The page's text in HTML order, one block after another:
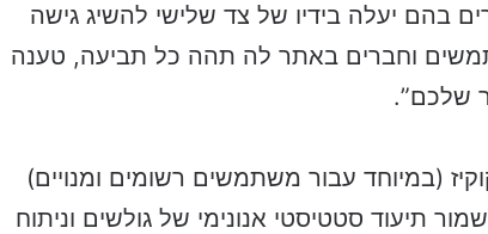
בהם יעלה בידיו של צד שלישי להשיג גישה
וחברים באתר לה תהה כל תביעה, טענה
שלכם”.
(במיוחד עבור משתמשים רשומים ומנויים)
תיעוד סטטיסטי אנונימי של גולשים וניתוח